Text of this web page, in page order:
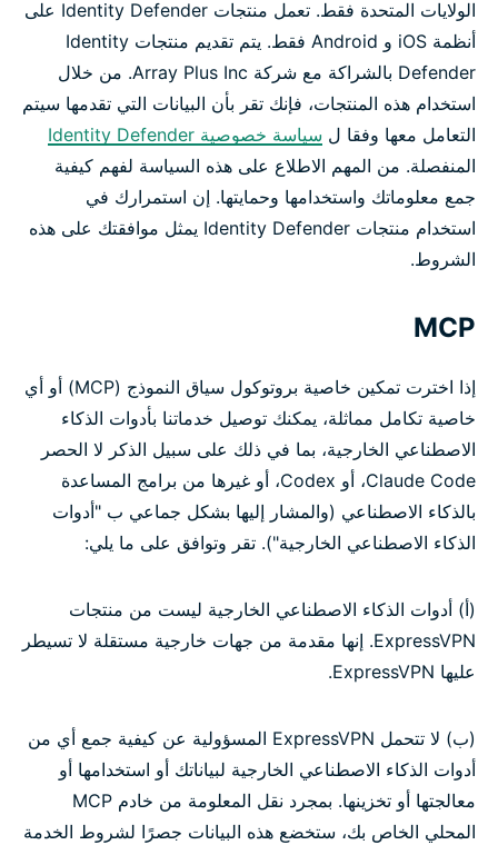
الولايات المتحدة فقط. تعمل منتجات Identity Defender على
أنظمة iOS و Android فقط. يتم تقديم منتجات Identity
Defender بالشراكة مع شركة Array Plus Inc. من خلال
استخدام هذه المنتجات، فإنك تقر بأن البيانات التي تقدمها سيتم
التعامل معها وفقا ل سياسة خصوصية Identity Defender
المنفصلة. من المهم الاطلاع على هذه السياسة لفهم كيفية
جمع معلوماتك واستخدامها وحمايتها. إن استمرارك في
استخدام منتجات Identity Defender يمثل موافقتك على هذه
الشروط.
MCP
إذا اخترت تمكين خاصية بروتوكول سياق النموذج (MCP) أو أي
خاصية تكامل مماثلة، يمكنك توصيل خدماتنا بأدوات الذكاء
الاصطناعي الخارجية، بما في ذلك على سبيل الذكر لا الحصر
Claude Code، أو Codex، أو غيرها من برامج المساعدة
بالذكاء الاصطناعي (والمشار إليها بشكل جماعي ب "أدوات
الذكاء الاصطناعي الخارجية"). تقر وتوافق على ما يلي:
(أ) أدوات الذكاء الاصطناعي الخارجية ليست من منتجات
ExpressVPN. إنها مقدمة من جهات خارجية مستقلة لا تسيطر
عليها ExpressVPN.
(ب) لا تتحمل ExpressVPN المسؤولية عن كيفية جمع أي من
أدوات الذكاء الاصطناعي الخارجية لبياناتك أو استخدامها أو
معالجتها أو تخزينها. بمجرد نقل المعلومة من خادم MCP
المحلي الخاص بك، ستخضع هذه البيانات جصرًا لشروط الخدمة